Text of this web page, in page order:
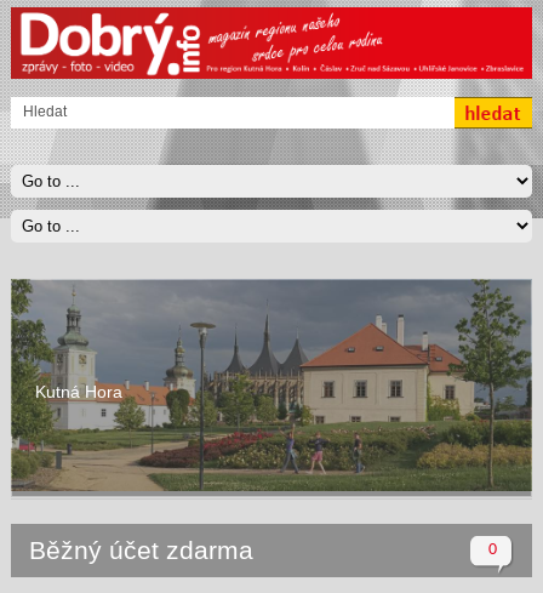
Kutná Hora
0
Běžný účet zdarma